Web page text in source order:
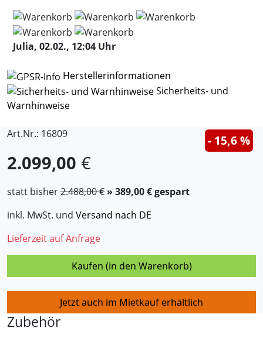
Julia, 02.02., 12:04 Uhr
Herstellerinformationen
Sicherheits- und
Warnhinweise
Art.Nr.: 16809
2.099,00 €
statt bisher2.488,00 € » 389,00 € gespart
- 15,6 %
inkl. MwSt. und Versand nach DE
Lieferzeit auf Anfrage
Kaufen (in den Warenkorb)
Jetzt auch im Mietkauf erhältlich
Zubehör